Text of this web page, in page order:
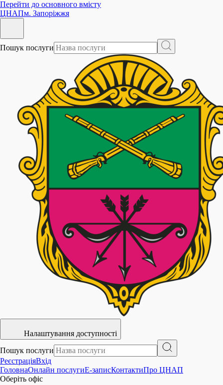
Перейти до основного вмісту
ЦНАПм. Запоріжжя
Пошук послуги
Налаштування доступності
Пошук послуги
РеєстраціяВхід
ГоловнаОнлайн послугиE-записКонтактиПро ЦНАП
Оберіть офіс